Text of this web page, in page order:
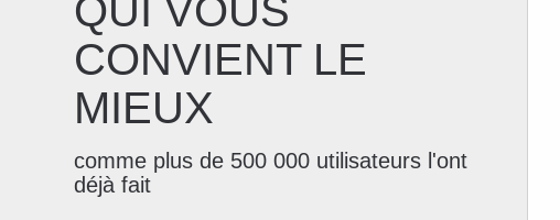
QUI VOUS
CONVIENT LE
MIEUX
comme plus de 500 000 utilisateurs l'ont
déjà fait